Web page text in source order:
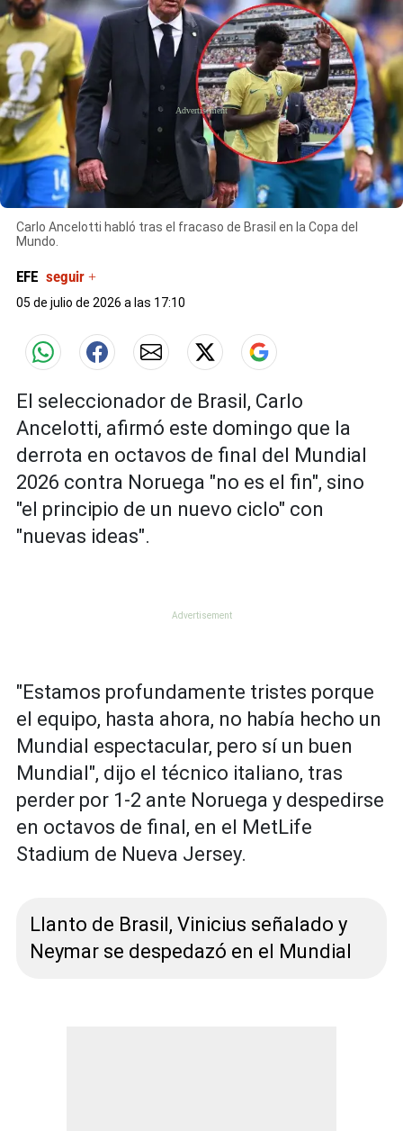
Carlo Ancelotti habló tras el fracaso de Brasil en la Copa del
Mundo.
X
EFE seguir +
05 de julio de 2026 a las 17:10
El seleccionador de Brasil, Carlo
Ancelotti, afirmó este domingo que la
derrota en octavos de final del Mundial
2026 contra Noruega "no es el fin", sino
"el principio de un nuevo ciclo" con
"nuevas ideas".
"Estamos profundamente tristes porque
el equipo, hasta ahora, no había hecho un
Mundial espectacular, pero sí un buen
Mundial", dijo el técnico italiano, tras
perder por 1-2 ante Noruega y despedirse
en octavos de final, en el MetLife
Stadium de Nueva Jersey.
Llanto de Brasil, Vinicius señalado y
Neymar se despedazó en el Mundial